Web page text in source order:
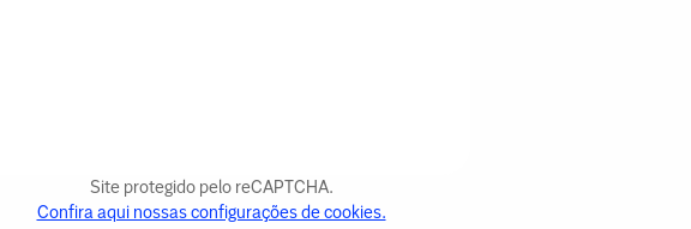
Site protegido pelo reCAPTCHA.
Confira aqui nossas configurações de cookies.